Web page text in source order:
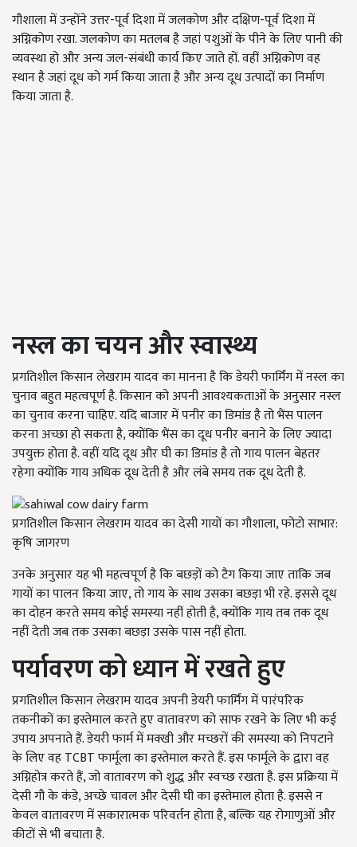
गौशाला में उन्होंने उत्तर-पूर्व दिशा में जलकोण और दक्षिण-पूर्व दिशा में
अग्निकोण रखा. जलकोण का मतलब है जहां पशुओं के पीने के लिए पानी की
व्यवस्था हो और अन्य जल-संबंधी कार्य किए जाते हों. वहीं अग्निकोण वह
स्थान है जहां दूध को गर्म किया जाता है और अन्य दूध उत्पादों का निर्माण
किया जाता है.
नस्ल का चयन और स्वास्थ्य
प्रगतिशील किसान लेखराम यादव का मानना है कि डेयरी फार्मिंग में नस्ल का
चुनाव बहुत महत्वपूर्ण है. किसान को अपनी आवश्यकताओं के अनुसार नस्ल
का चुनाव करना चाहिए. यदि बाजार में पनीर का डिमांड है तो भैंस पालन
करना अच्छा हो सकता है, क्योंकि भैंस का दूध पनीर बनाने के लिए ज्यादा
उपयुक्त होता है. वहीं यदि दूध और घी का डिमांड है तो गाय पालन बेहतर
रहेगा क्योंकि गाय अधिक दूध देती है और लंबे समय तक दूध देती है.
प्रगतिशील किसान लेखराम यादव का देसी गायों का गौशाला, फोटो साभार:
कृषि जागरण
उनके अनुसार यह भी महत्वपूर्ण है कि बछड़ों को टैग किया जाए ताकि जब
गायों का पालन किया जाए, तो गाय के साथ उसका बछड़ा भी रहे. इससे दूध
का दोहन करते समय कोई समस्या नहीं होती है, क्योंकि गाय तब तक दूध
नहीं देती जब तक उसका बछड़ा उसके पास नहीं होता.
पर्यावरण को ध्यान में रखते हुए
प्रगतिशील किसान लेखराम यादव अपनी डेयरी फार्मिंग में पारंपरिक
तकनीकों का इस्तेमाल करते हुए वातावरण को साफ रखने के लिए भी कई
उपाय अपनाते हैं. डेयरी फार्म में मक्खी और मच्छरों की समस्या को निपटाने
के लिए वह TCBT फार्मूला का इस्तेमाल करते हैं. इस फार्मूले के द्वारा वह
अग्निहोत्र करते हैं, जो वातावरण को शुद्ध और स्वच्छ रखता है. इस प्रक्रिया में
देसी गौ के कंडे, अच्छे चावल और देसी घी का इस्तेमाल होता है. इससे न
केवल वातावरण में सकारात्मक परिवर्तन होता है, बल्कि यह रोगाणुओं और
कीटों से भी बचाता है.